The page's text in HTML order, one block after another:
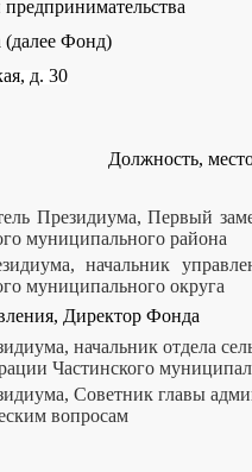
(далее Фонд)
д. 30
Должность,
Президиума, Первый
муниципального района
начальник
муниципального округа
Директор Фонда
начальник отдела
Частинского
Советник главы
вопросам